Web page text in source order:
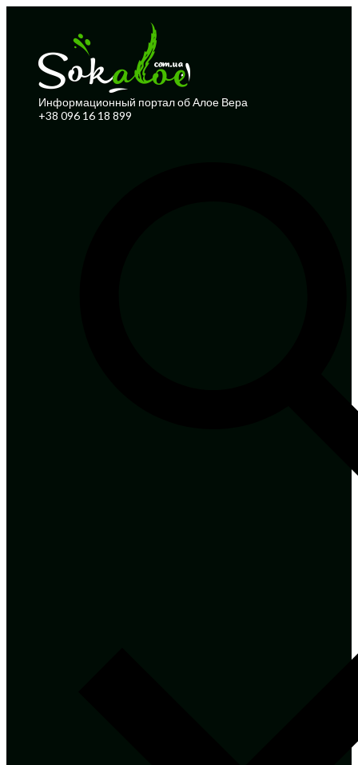
Информационный портал об Алое Вера
+38 096 16 18 899